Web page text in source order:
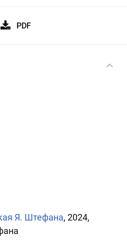
PDF
Я. Штефана, 2024,